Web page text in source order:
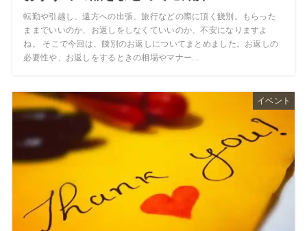
転勤や引越し、遠方への出張、旅行などの際に頂く餞別。もらった
ままでいいのか、お返しをしなくていいのか、不安になりますよ
ね。 そこで今回は、餞別のお返しについてまとめました。お返しの
必要性や、お返しをするときの相場やマナー...
イベント